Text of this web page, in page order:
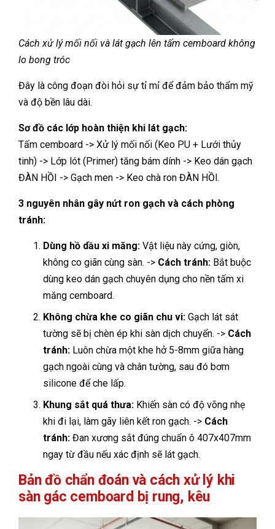
Cách xử lý mối nối và lát gạch lên tấm cemboard không
lo bong tróc
Đây là công đoạn đòi hỏi sự tỉ mỉ để đảm bảo thẩm mỹ
và độ bền lâu dài.
Sơ đồ các lớp hoàn thiện khi lát gạch:
Tấm cemboard -> Xử lý mối nối (Keo PU + Lưới thủy
tinh) -> Lớp lót (Primer) tăng bám dính -> Keo dán gạch
ĐÀN HỒI -> Gạch men -> Keo chà ron ĐÀN HỒI.
3 nguyên nhân gây nứt ron gạch và cách phòng
tránh:
Dùng hồ dầu xi măng: Vật liệu này cứng, giòn,
không co giãn cùng sàn. -> Cách tránh: Bắt buộc
dùng keo dán gạch chuyên dụng cho nền tấm xi
măng cemboard.
Không chừa khe co giãn chu vi: Gạch lát sát
tường sẽ bị chèn ép khi sàn dịch chuyển. -> Cách
tránh: Luôn chừa một khe hở 5-8mm giữa hàng
gạch ngoài cùng và chân tường, sau đó bơm
silicone để che lấp.
Khung sắt quá thưa: Khiến sàn có độ võng nhẹ
khi đi lại, làm gãy liên kết ron gạch. -> Cách
tránh: Đan xương sắt đúng chuẩn ô 407x407mm
ngay từ đầu nếu xác định sẽ lát gạch.
Bản đồ chẩn đoán và cách xử lý khi
sàn gác cemboard bị rung, kêu